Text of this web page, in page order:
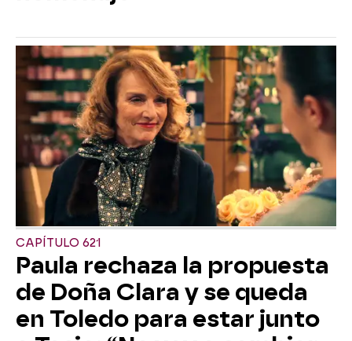
CAPÍTULO 621
Paula rechaza la propuesta
de Doña Clara y se queda
en Toledo para estar junto